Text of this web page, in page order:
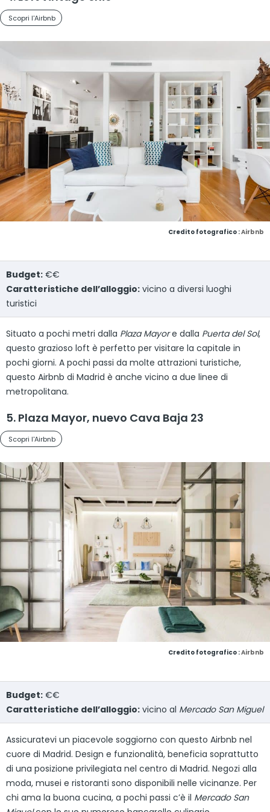
Scopri l'Airbnb
Credito fotografico :Airbnb
Budget: €€
Caratteristiche dell’alloggio: vicino a diversi luoghi
turistici
Situato a pochi metri dalla Plaza Mayore dalla Puerta del Sol,
questo grazioso loft è perfetto per visitare la capitale in
pochi giorni. A pochi passi da molte attrazioni turistiche,
questo Airbnb di Madrid è anche vicino a due linee di
metropolitana.
5. Plaza Mayor, nuevo Cava Baja 23
Scopri l'Airbnb
Credito fotografico :Airbnb
Budget: €€
Caratteristiche dell’alloggio: vicino al Mercado San Miguel
Assicuratevi un piacevole soggiorno con questo Airbnb nel
cuore di Madrid. Design e funzionalità, beneficia soprattutto
di una posizione privilegiata nel centro di Madrid. Negozi alla
moda, musei e ristoranti sono disponibili nelle vicinanze. Per
chi ama la buona cucina, a pochi passi c’è il Mercado San